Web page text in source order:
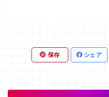
保存 シェア